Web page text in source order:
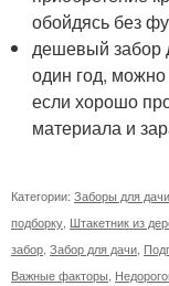
обойдясь без
дешевый забор
один год,
если хорошо
материала и
Категории: Заборы для дачи
подборку Штакетник из
забор Забор для дачи
Важные факторы